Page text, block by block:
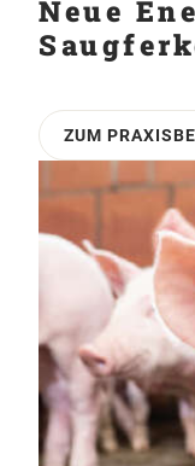
Neue
ZUM